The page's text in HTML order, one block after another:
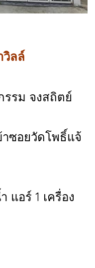
วิลล์
รม จงสถิตย์
าซอยวัดโพธิ์แจ้
แอร์ 1 เครื่อง